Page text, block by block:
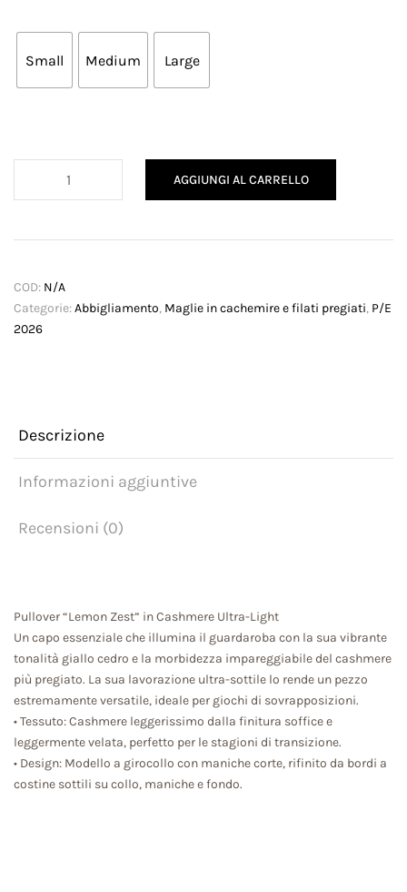
Small Medium Large
AGGIUNGI AL CARRELLO
COD: N/A
Categorie:Abbigliamento, Maglie in cachemire e filati pregiati, P/E
2026
Descrizione
Informazioni aggiuntive
Recensioni (0)
Pullover “Lemon Zest” in Cashmere Ultra-Light
Un capo essenziale che illumina il guardaroba con la sua vibrante
tonalità giallo cedro e la morbidezza impareggiabile del cashmere
più pregiato. La sua lavorazione ultra-sottile lo rende un pezzo
estremamente versatile, ideale per giochi di sovrapposizioni.
• Tessuto: Cashmere leggerissimo dalla finitura soffice e
leggermente velata, perfetto per le stagioni di transizione.
• Design: Modello a girocollo con maniche corte, rifinito da bordi a
costine sottili su collo, maniche e fondo.